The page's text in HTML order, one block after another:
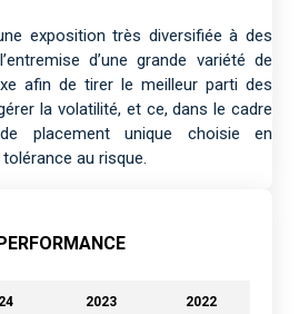
exposition très diversifiée à des
d’une grande variété de
afin de tirer le meilleur parti des
la volatilité, et ce, dans le cadre
placement unique choisie en
au risque.
2023 2022